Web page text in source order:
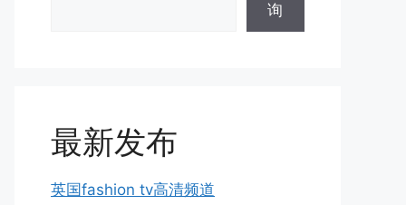
询
最新发布
英国fashion tv高清频道